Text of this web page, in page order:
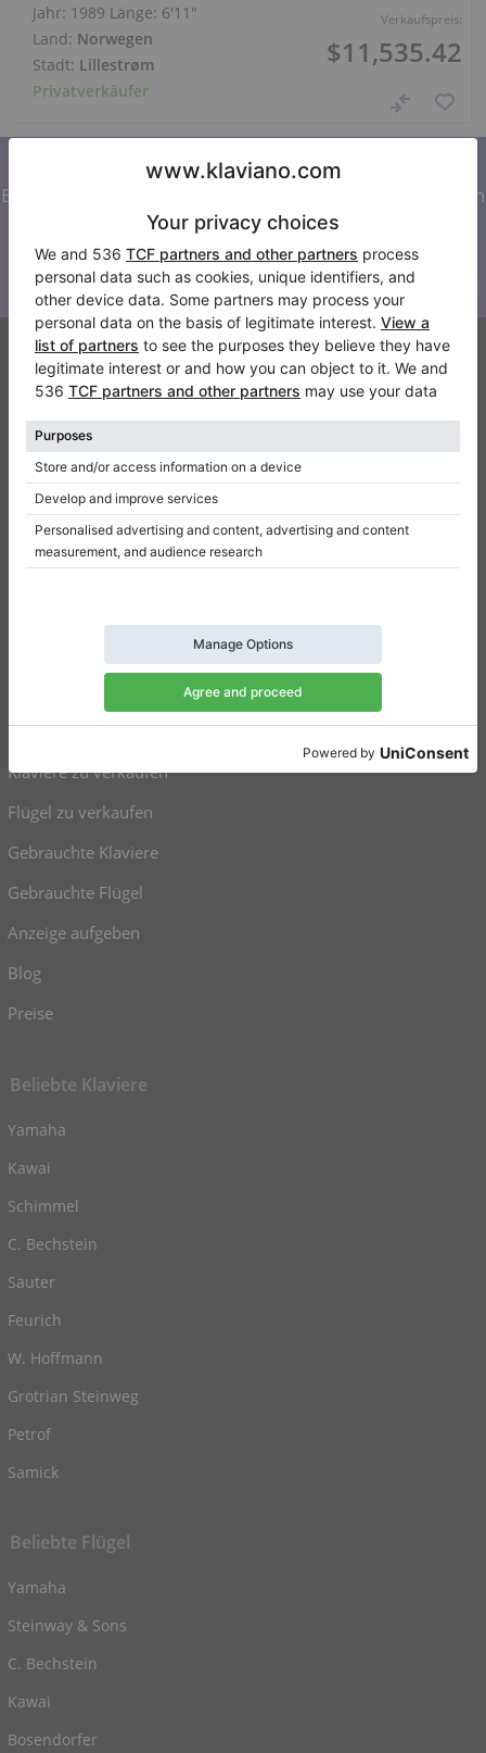
Verkaufspreis:
$11,535.42
Jahr: 1989 Länge: 6′11″
Land: Norwegen
Stadt: Lillestrøm
Privatverkäufer
Abonnieren Sie unseren Newsletter
Bleiben Sie auf dem Laufenden mit allen Neuigkeiten von
Klaviano
Klaviano
Kontakt
Über Uns
Referenz hinterlassen
Nutzungsbedingungen
Einwilligungseinstellungen
Resümee
Klaviere zu verkaufen
Flügel zu verkaufen
Gebrauchte Klaviere
Gebrauchte Flügel
Anzeige aufgeben
Blog
Preise
Beliebte Klaviere
Yamaha
Kawai
Schimmel
C. Bechstein
Sauter
Feurich
W. Hoffmann
Grotrian Steinweg
Petrof
Samick
Beliebte Flügel
Yamaha
Steinway & Sons
C. Bechstein
Kawai
Bosendorfer